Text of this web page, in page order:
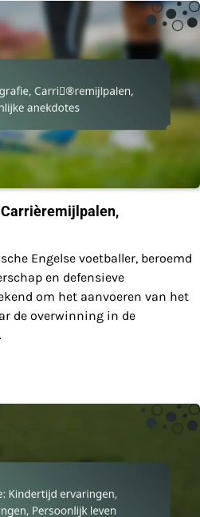
Engelse voetballer, beroemd
en defensieve
om het aanvoeren van het
de overwinning in de